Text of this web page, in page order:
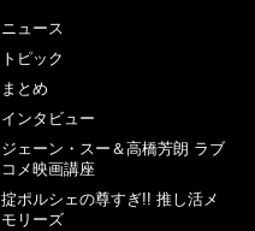
ニュース
トピック
まとめ
インタビュー
ジェーン・スー＆高橋芳朗 ラブ
コメ映画講座
掟ポルシェの尊すぎ!! 推し活メ
モリーズ